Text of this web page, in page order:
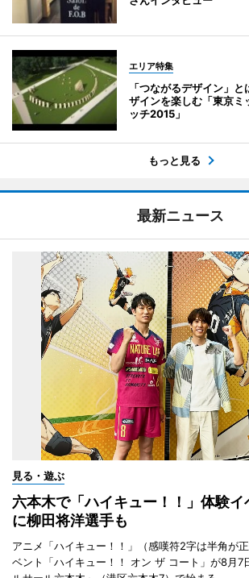
エリア特集
「つながるデザイン」
ザインを楽しむ「東京ミ
ッチ2015」
もっと見る
最新ニュース
見る・遊ぶ
六本木で「ハイキュー！！」体験
に柳田将洋選手も
アニメ「ハイキュー！！」（感嘆符2字は半角が
ベント「ハイキュー！！ オン ザ コート」が8月7